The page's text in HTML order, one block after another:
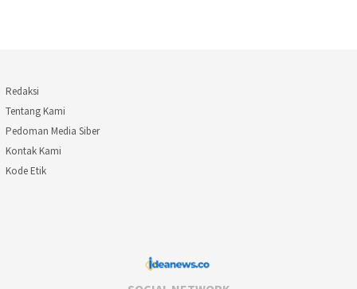
Redaksi
Tentang Kami
Pedoman Media Siber
Kontak Kami
Kode Etik